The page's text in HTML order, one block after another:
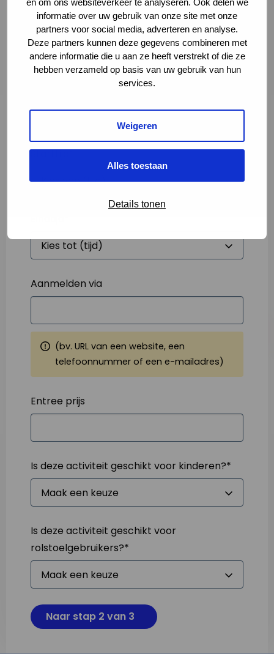
informatie over uw gebruik van onze site met onze
partners voor social media, adverteren en analyse.
Deze partners kunnen deze gegevens combineren met
andere informatie die u aan ze heeft verstrekt of die ze
hebben verzameld op basis van uw gebruik van hun
services.
Weigeren
Alles toestaan
Details tonen
Volledige omschrijving*
Starttijd*
Aanmelden via
(bv. URL van een website, een
telefoonnummer of een e-mailadres)
Entree prijs
Is deze activiteit geschikt voor kinderen?*
Is deze activiteit geschikt voor
rolstoelgebruikers?*